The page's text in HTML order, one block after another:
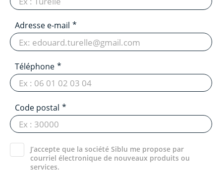
Adresse e-mail
Téléphone
Code postal
J’accepte que la société Siblu me propose par
courriel électronique de nouveaux produits ou
services.